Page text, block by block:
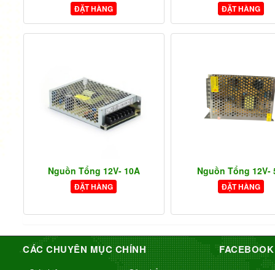
ĐẶT HÀNG ĐẶT HÀNG
Nguồn Tổng 12V- 10A
ĐẶT HÀNG
Nguồn Tổng 12V-
ĐẶT HÀNG
CÁC CHUYÊN MỤC CHÍNH